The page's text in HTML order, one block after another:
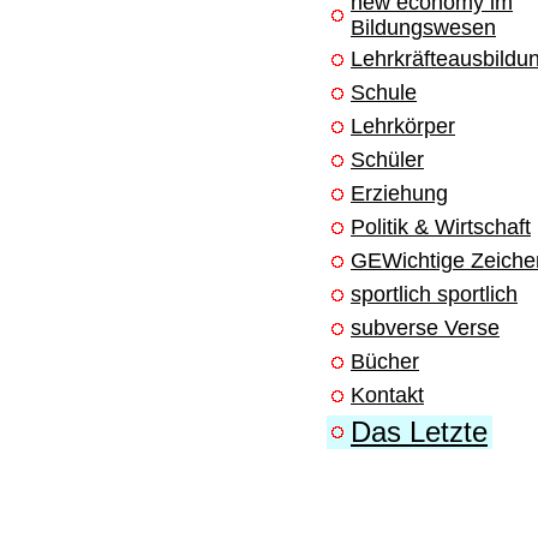
Bildungswesen
Schule
Lehrkörper
Schüler
Erziehung
Politik & Wirtschaft
GEWichtige
sportlich sportlich
subverse Verse
Bücher
Kontakt
Das Letzte